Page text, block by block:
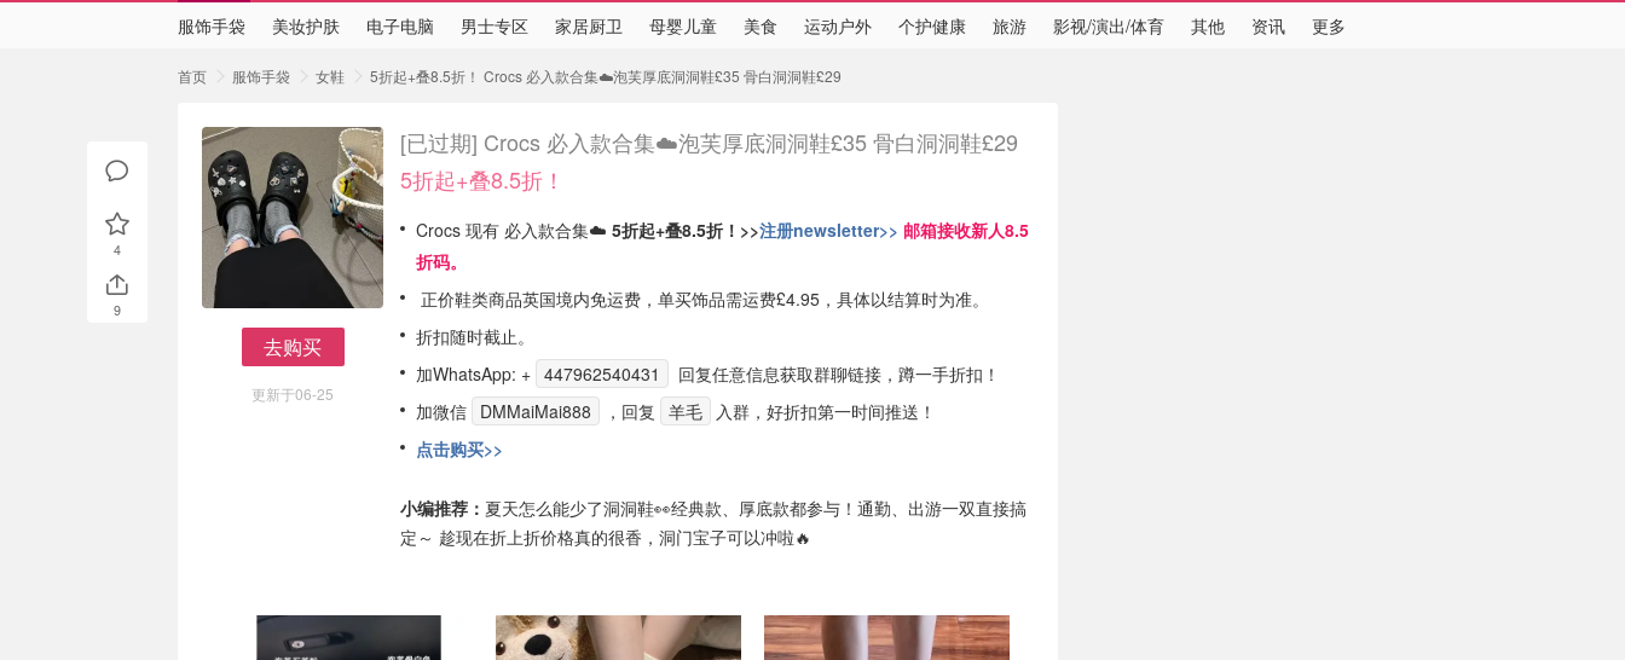
🇨🇳
中国
服饰手袋 美妆护肤 电子电脑 男士专区 家居厨卫 母婴儿童 美食 运动户外 个护健康 旅游 影视/演出/体育 其他 资讯 更多
首页 服饰手袋 女鞋 5折起+叠8.5折！ Crocs 必入款合集☁️泡芙厚底洞洞鞋£35 骨白洞洞鞋£29
去购买
更新于06-25
[已过期] Crocs 必入款合集☁️泡芙厚底洞洞鞋£35 骨白洞洞鞋£29
5折起+叠8.5折！
Crocs 现有 必入款合集☁️ 5折起+叠8.5折！>>注册newsletter>> 邮箱接收新人8.5
折码。
正价鞋类商品英国境内免运费，单买饰品需运费£4.95，具体以结算时为准。
折扣随时截止。
加WhatsApp: + 447962540431
回复任意信息获取群聊链接，蹲一手折扣！
加微信 DMMaiMai888 ，回复 羊毛
入群，好折扣第一时间推送！
点击购买>>
小编推荐： 夏天怎么能少了洞洞鞋👀经典款、厚底款都参与！通勤、出游一双直接搞
定～ 趁现在折上折价格真的很香，洞门宝子可以冲啦🔥
4
9